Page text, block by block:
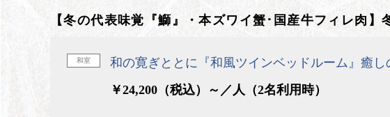
【冬の代表味覚『鰤』・本ズワイ蟹･国産牛フィレ肉
和室
和の寛ぎととに『和風ツインベッドルーム』癒し
￥24,200（税込）～／人（2名利用時）